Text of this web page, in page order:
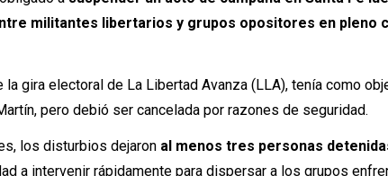
militantes libertarios y grupos opositores en pleno
la gira electoral de La Libertad Avanza (LLA), tenía como
pero debió ser cancelada por razones de seguridad.
los disturbios dejaron al menos tres personas
a intervenir rápidamente para dispersar a los grupos